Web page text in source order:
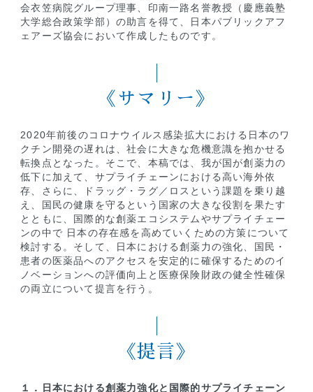
会衣笠病院グループ理事、印南一路名誉教授（慶應義塾
大学総合政策学部）の助言を得て、日本パブリックアフ
ェアーズ協会において作成したものです。
《サマリー》
2020年前後のコロナウイルス感染拡大における日本のワ
クチン開発の遅れは、社会に大きな危機意識を抱かせる
転換点となった。そこで、本稿では、我が国が創薬力の
低下に加えて、サプライチェーンにおける高い海外依
存、さらに、ドラッグ・ラグ／ロスという課題を乗り越
え、国民の健康を守るという国家の大きな役割を果たす
とともに、国際的な創薬エコシステムやサプライチェー
ンの中で 日本の存在感を高めていくための方策について
検討する。そして、日本における創薬力の強化、国民・
患者の医薬品へのアクセスを安定的に確保するためのイ
ノベーションへの評価向上と医療保険財政の健全性確保
の両立について提言を行う。
《提言》
１．日本における創薬力強化と国際的サプライチェーン